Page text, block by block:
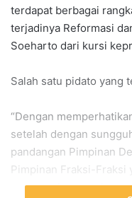
terdapat berbagai
terjadinya Reformasi
Soeharto dari kursi
Salah satu pidato yang
“Dengan
setelah dengan
pandangan Pimpinan
Pimpinan Fraksi-Fraksi
memutuskan untuk